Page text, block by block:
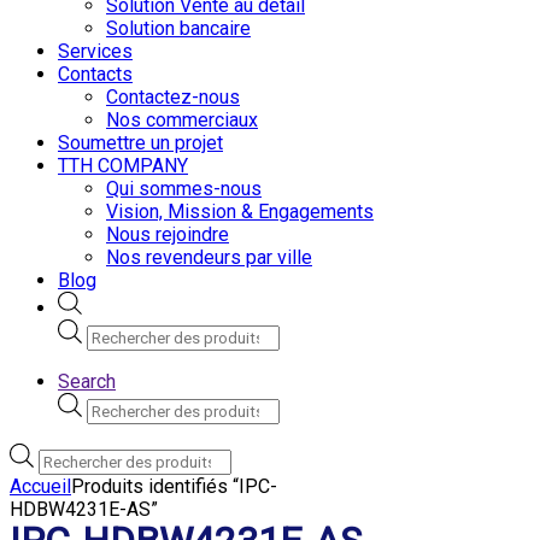
Solution Vente au detail
Solution bancaire
Services
Contacts
Contactez-nous
Nos commerciaux
Soumettre un projet
TTH COMPANY
Qui sommes-nous
Vision, Mission & Engagements
Nous rejoindre
Nos revendeurs par ville
Blog
Recherche
de
produits
Search
Recherche
de
produits
Recherche
de
produits
Accueil Produits identifiés “IPC-
HDBW4231E-AS”